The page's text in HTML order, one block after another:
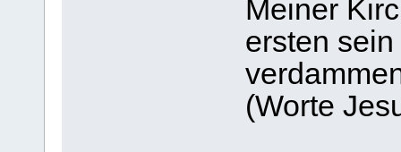
Meiner
ersten
(Worte